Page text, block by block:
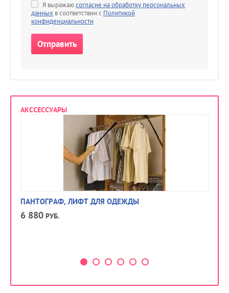
Я выражаюсогласие на обработку персональных
данных в соответствии с Политикой
конфиденциальности
АКССЕССУАРЫ
ПАНТОГРАФ, ЛИФТ ДЛЯ ОДЕЖДЫ
6 880 РУБ.